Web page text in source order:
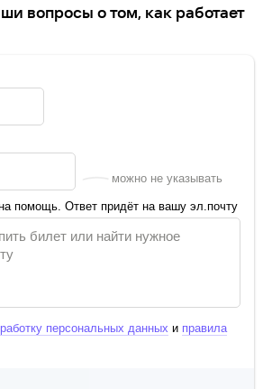
вопросы о том, как работает
можно не указывать
помощь. Ответ придёт на вашу эл.почту
персональных данных и правила